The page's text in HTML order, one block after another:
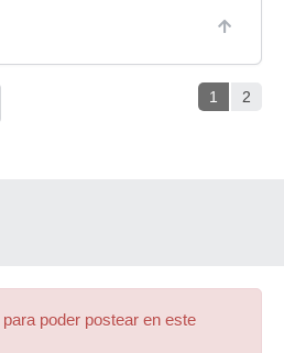
1 2
para poder postear en este